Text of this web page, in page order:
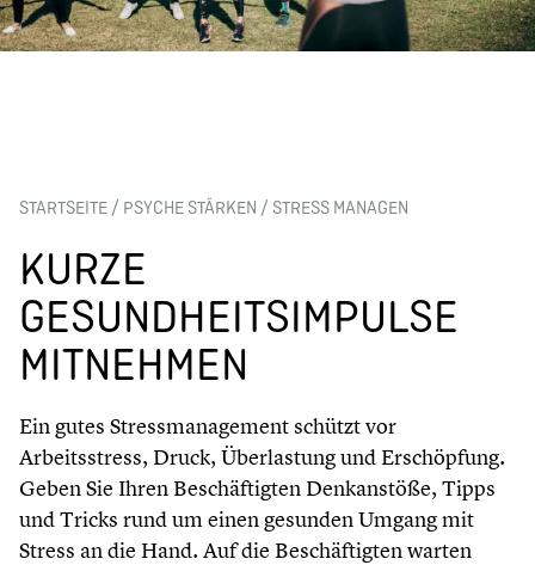
STARTSEITE / PSYCHE STÄRKEN / STRESS MANAGEN
KURZE
GESUNDHEITSIMPULSE
MITNEHMEN
Ein gutes Stressmanagement schützt vor
Arbeitsstress, Druck, Überlastung und Erschöpfung.
Geben Sie Ihren Beschäftigten Denkanstöße, Tipps
und Tricks rund um einen gesunden Umgang mit
Stress an die Hand. Auf die Beschäftigten warten